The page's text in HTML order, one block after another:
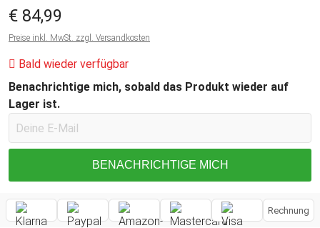
€ 84,99
Preise inkl. MwSt. zzgl. Versandkosten
Bald wieder verfügbar
Benachrichtige mich, sobald das Produkt wieder auf
Lager ist.
BENACHRICHTIGE MICH
Rechnung